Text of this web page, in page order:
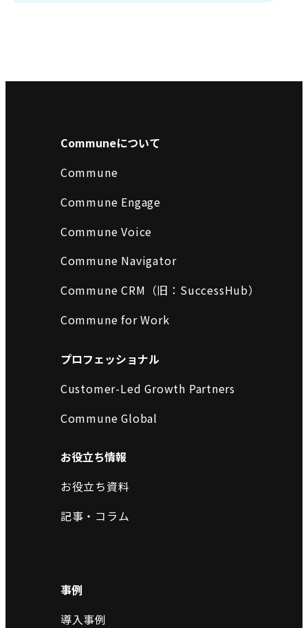
Communeについて
Commune
Commune Engage
Commune Voice
Commune Navigator
Commune CRM（旧：SuccessHub）
Commune for Work
プロフェッショナル
Customer-Led Growth Partners
Commune Global
お役立ち情報
お役立ち資料
記事・コラム
事例
導入事例